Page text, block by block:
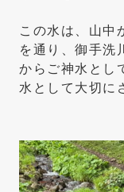
この水は、山中
を通り、御手洗
からご神水とし
水として大切に